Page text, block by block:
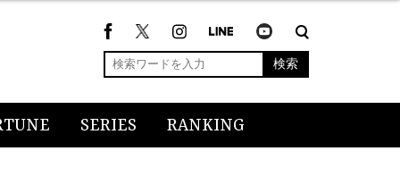
検索
SERIES RANKING